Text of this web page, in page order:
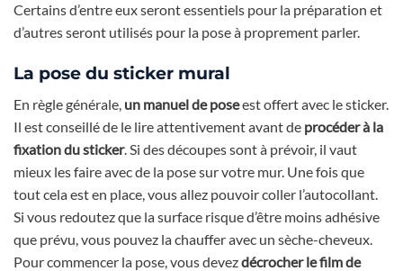
Certains d’entre eux seront essentiels pour la préparation et
d’autres seront utilisés pour la pose à proprement parler.
La pose du sticker mural
En règle générale, un manuel de poseest offert avec le sticker.
Il est conseillé de le lire attentivement avant de procéder à la
fixation du sticker. Si des découpes sont à prévoir, il vaut
mieux les faire avec de la pose sur votre mur. Une fois que
tout cela est en place, vous allez pouvoir coller l’autocollant.
Si vous redoutez que la surface risque d’être moins adhésive
que prévu, vous pouvez la chauffer avec un sèche-cheveux.
Pour commencer la pose, vous devezdécrocher le film de